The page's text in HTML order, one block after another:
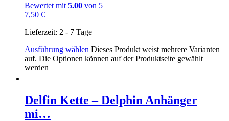
Bewertet mit 5.00 von 5
7,50 €
Lieferzeit: 2 - 7 Tage
Ausführung wählen Dieses Produkt weist mehrere Varianten
auf. Die Optionen können auf der Produktseite gewählt
werden
Delfin Kette – Delphin Anhänger
mi…